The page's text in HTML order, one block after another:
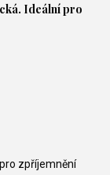
Ideální pro
zpříjemnění